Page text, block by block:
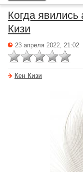
Когда явились
Кизи
23 апреля 2022, 21:02
Кен Кизи